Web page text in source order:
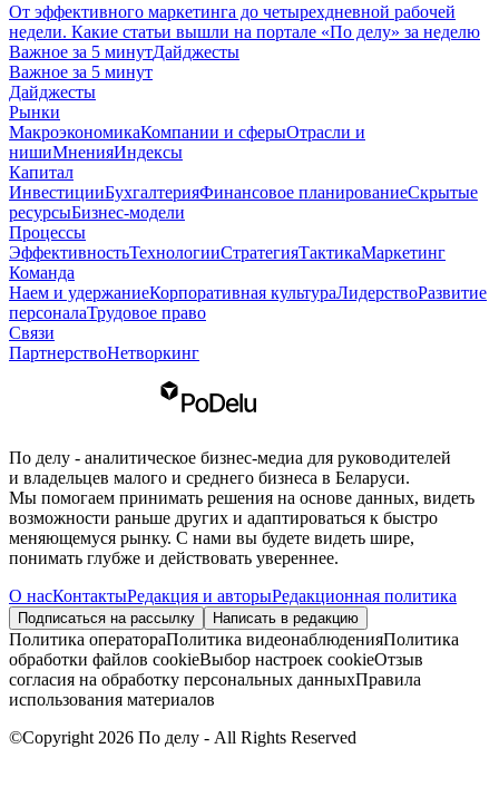
От эффективного маркетинга до четырехдневной рабочей
недели. Какие статьи вышли на портале «По делу» за неделю
Важное за 5 минутДайджесты
Важное за 5 минут
Дайджесты
Рынки
МакроэкономикаКомпании и сферыОтрасли и
нишиМненияИндексы
Капитал
ИнвестицииБухгалтерияФинансовое планированиеСкрытые
ресурсыБизнес-модели
Процессы
ЭффективностьТехнологииСтратегияТактикаМаркетинг
Команда
Наем и удержаниеКорпоративная культураЛидерствоРазвитие
персоналаТрудовое право
Связи
ПартнерствоНетворкинг
По делу - аналитическое бизнес-медиа для руководителей
и владельцев малого и среднего бизнеса в Беларуси.
Мы помогаем принимать решения на основе данных, видеть
возможности раньше других и адаптироваться к быстро
меняющемуся рынку. С нами вы будете видеть шире,
понимать глубже и действовать увереннее.
О насКонтактыРедакция и авторыРедакционная политика
Подписаться на рассылку Написать в редакцию
Политика оператораПолитика видеонаблюденияПолитика
обработки файлов cookieВыбор настроек cookieОтзыв
согласия на обработку персональных данныхПравила
использования материалов
©Copyright 2026 По делу - All Rights Reserved